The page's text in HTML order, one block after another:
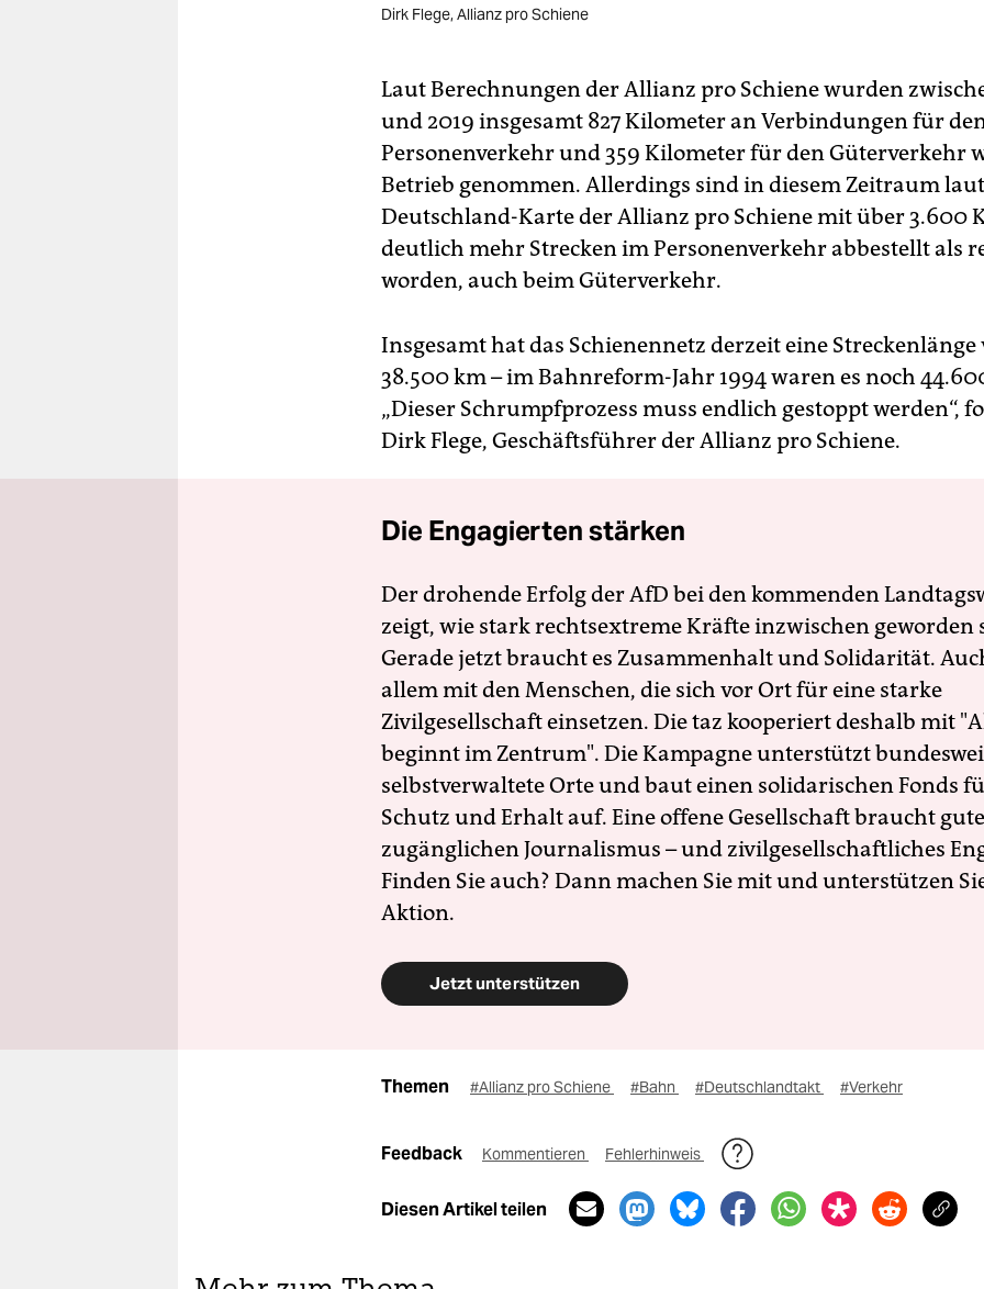
Dirk Flege, Allianz pro Schiene
Laut Berechnungen der Allianz pro Schiene wurden
und 2019 insgesamt 827 Kilometer an Verbindungen für
Personenverkehr und 359 Kilometer für den Güterverkehr
Betrieb genommen. Allerdings sind in diesem Zeitraum laut
Deutschland-Karte der Allianz pro Schiene mit über 3.600
deutlich mehr Strecken im Personenverkehr abbestellt als
worden, auch beim Güterverkehr.
Insgesamt hat das Schienennetz derzeit eine
38.500 km – im Bahnreform-Jahr 1994 waren es noch
„Dieser Schrumpfprozess muss endlich gestoppt werden“,
Dirk Flege, Geschäftsführer der Allianz pro Schiene.
Die Engagierten stärken
Der drohende Erfolg der AfD bei den kommenden
zeigt, wie stark rechtsextreme Kräfte inzwischen geworden
Gerade jetzt braucht es Zusammenhalt und Solidarität.
allem mit den Menschen, die sich vor Ort für eine starke
Zivilgesellschaft einsetzen. Die taz kooperiert deshalb mit
beginnt im Zentrum". Die Kampagne unterstützt
selbstverwaltete Orte und baut einen solidarischen Fonds
Schutz und Erhalt auf. Eine offene Gesellschaft braucht
zugänglichen Journalismus – und zivilgesellschaftliches
Finden Sie auch? Dann machen Sie mit und unterstützen
Aktion.
Jetzt unterstützen
Themen #Allianz pro Schiene #Bahn #Deutschlandtakt #Verkehr
Feedback Kommentieren Fehlerhinweis
Diesen Artikel teilen